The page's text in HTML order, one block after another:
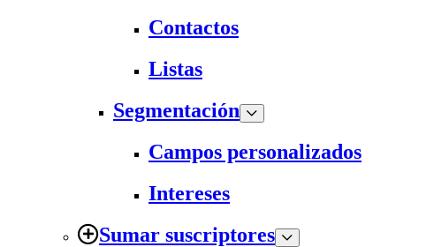
Contactos
Listas
Segmentación
Campos personalizados
Intereses
Sumar suscriptores